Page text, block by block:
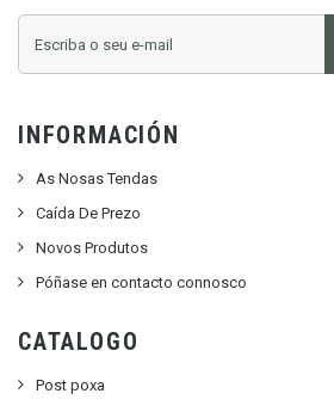
INFORMACIÓN
As Nosas Tendas
Caída De Prezo
Novos Produtos
Póñase en contacto connosco
CATALOGO
Post poxa